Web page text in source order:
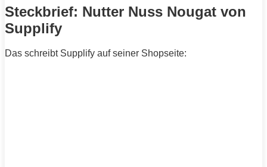
Steckbrief: Nutter Nuss Nougat von
Supplify
Das schreibt Supplify auf seiner Shopseite: